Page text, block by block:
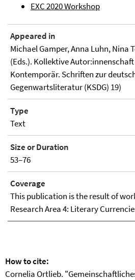
EXC 2020 Workshop
Appeared in
Michael Gamper, Anna Luhn, Nina
(Eds.). Kollektive
Kontemporär. Schriften zur
Gegenwartsliteratur (KSDG) 19)
Type
Text
Size or Duration
53–76
Coverage
This publication is the result of
Research Area 4: Literary
How to cite:
Cornelia Ortlieb.